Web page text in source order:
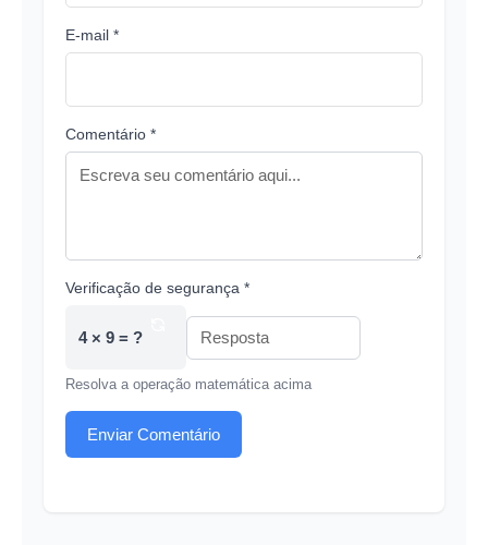
E-mail *
Comentário *
Verificação de segurança *
4 × 9 = ?
Resolva a operação matemática acima
Enviar Comentário